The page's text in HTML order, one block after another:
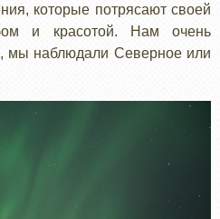
которые потрясают своей
и красотой. Нам очень
мы наблюдали Северное или